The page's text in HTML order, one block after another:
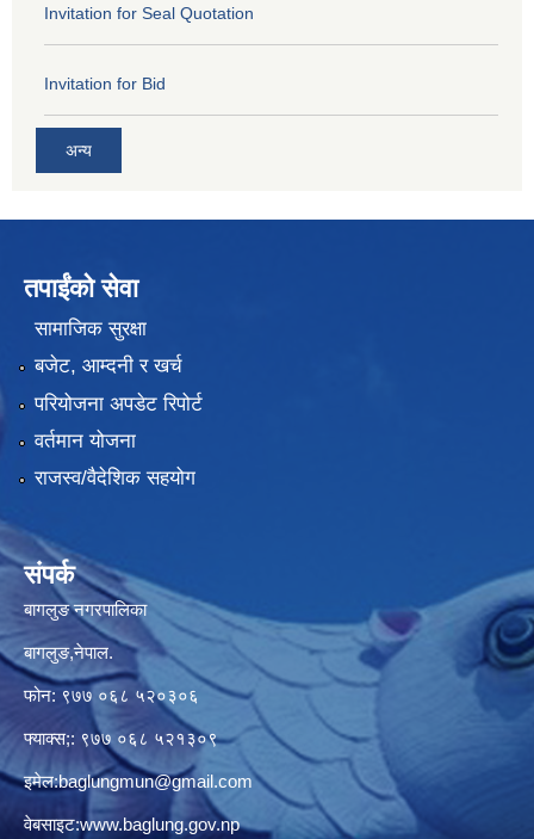
Invitation for Seal Quotation
Invitation for Bid
अन्य
तपाईंको सेवा
सामाजिक सुरक्षा
बजेट, आम्दनी र खर्च
परियोजना अपडेट रिपोर्ट
वर्तमान योजना
राजस्व/वैदेशिक सहयोग
संपर्क
बागलुङ नगरपालिका
बागलुङ,नेपाल.
फोन: ९७७ ०६८ ५२०३०६
फ्याक्स;: ९७७ ०६८ ५२१३०९
इमेल:baglungmun@gmail.com
वेबसाइट:www.baglung.gov.np